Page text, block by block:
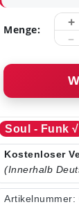
Menge:
Soul - Funk √
Kostenloser
(Innerhalb
Artikelnummer: